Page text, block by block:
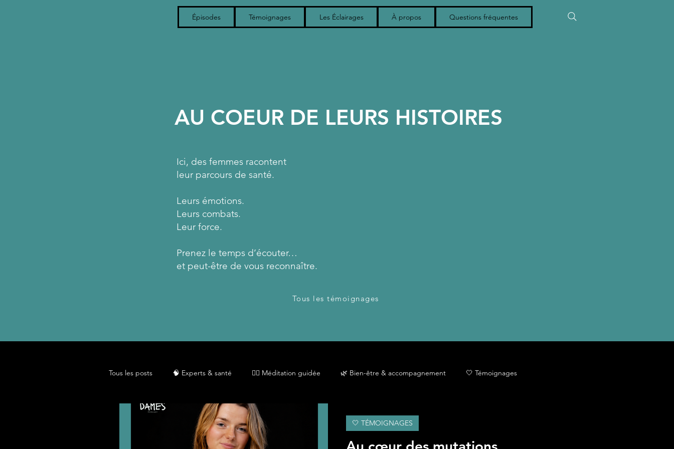
Épisodes Témoignages Les Éclairages À propos Questions fréquentes
AU COEUR DE LEURS HISTOIRES
Ici, des femmes racontent
leur parcours de santé.
Leurs émotions.
Leurs combats.
Leur force.​
Prenez le temps d’écouter…
et peut-être de vous reconnaître.
Tous les témoignages
Tous les posts 🧠 Experts & santé 🧘‍♀️ Méditation guidée 🌿 Bien-être & accompagnement 🤍 Témoignages
🌸 Gynécologie & hormones 💔 Deuil & reconstruction
🤍 TÉMOIGNAGES